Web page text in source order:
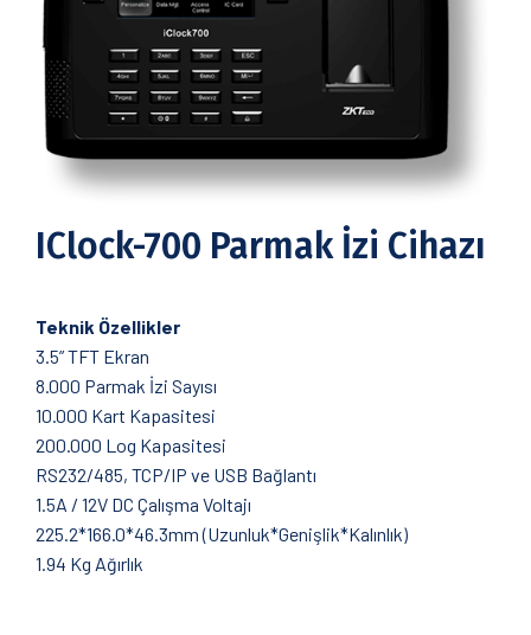
IClock-700 Parmak İzi Cihazı
Teknik Özellikler
3.5” TFT Ekran
8.000 Parmak İzi Sayısı
10.000 Kart Kapasitesi
200.000 Log Kapasitesi
RS232/485, TCP/IP ve USB Bağlantı
1.5A / 12V DC Çalışma Voltajı
225.2*166.0*46.3mm (Uzunluk*Genişlik*Kalınlık)
1.94 Kg Ağırlık